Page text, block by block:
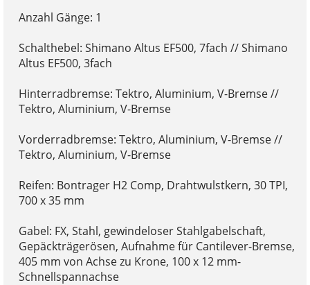
Anzahl Gänge: 1
Schalthebel: Shimano Altus EF500, 7fach // Shimano
Altus EF500, 3fach
Hinterradbremse: Tektro, Aluminium, V-Bremse //
Tektro, Aluminium, V-Bremse
Vorderradbremse: Tektro, Aluminium, V-Bremse //
Tektro, Aluminium, V-Bremse
Reifen: Bontrager H2 Comp, Drahtwulstkern, 30 TPI,
700 x 35 mm
Gabel: FX, Stahl, gewindeloser Stahlgabelschaft,
Gepäckträgerösen, Aufnahme für Cantilever-Bremse,
405 mm von Achse zu Krone, 100 x 12 mm-
Schnellspannachse